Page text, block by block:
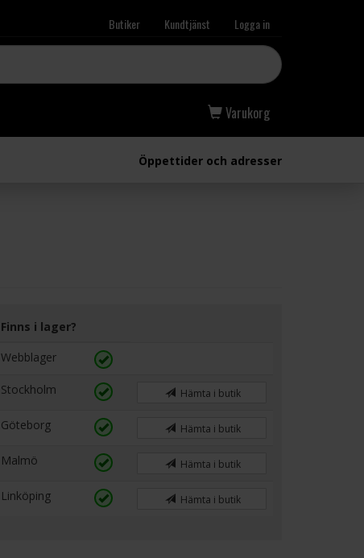
Butiker Kundtjänst Logga in
Varukorg
Öppettider och adresser
Finns i lager?
Webblager
Stockholm Hämta i butik
Göteborg Hämta i butik
Malmö Hämta i butik
Linköping Hämta i butik